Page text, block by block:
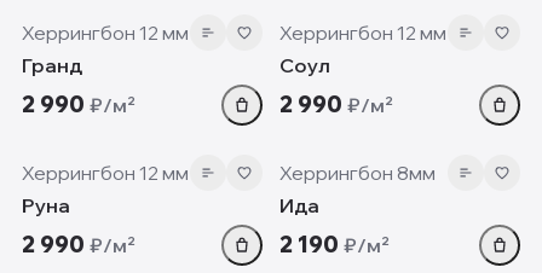
Херрингбон 12 мм
Гранд
2 990 ₽/м²
Херрингбон 12 мм
Соул
2 990 ₽/м²
12 мм
Херрингбон 12 мм
Руна
2 990 ₽/м²
8 мм
Херрингбон 8мм
Ида
2 190 ₽/м²
8 мм 8 мм